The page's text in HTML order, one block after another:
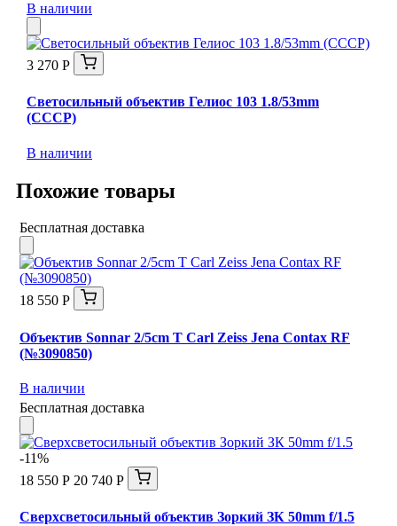
В наличии
3 270 Р
Светосильный объектив Гелиос 103 1.8/53mm
(СССР)
В наличии
Похожие товары
Бесплатная доставка
18 550 Р
Объектив Sonnar 2/5cm T Carl Zeiss Jena Contax RF
(№3090850)
В наличии
Бесплатная доставка
-11%
18 550 Р 20 740 Р
Сверхсветосильный объектив Зоркий ЗК 50mm f/1.5